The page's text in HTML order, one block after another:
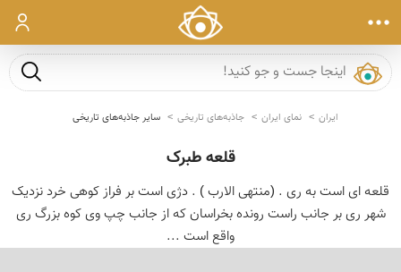
ورود
جست و
ایران نمای ایران جاذبه‌های تاریخی سایر جاذبه‌های تاریخی
قلعه طبرک
قلعه ای است به ری . (منتهی الارب ) . دژی است بر فراز کوهی خرد نزدیک
شهر ری بر جانب راست رونده بخراسان که از جانب چپ وی کوه بزرگ ری
واقع است ...